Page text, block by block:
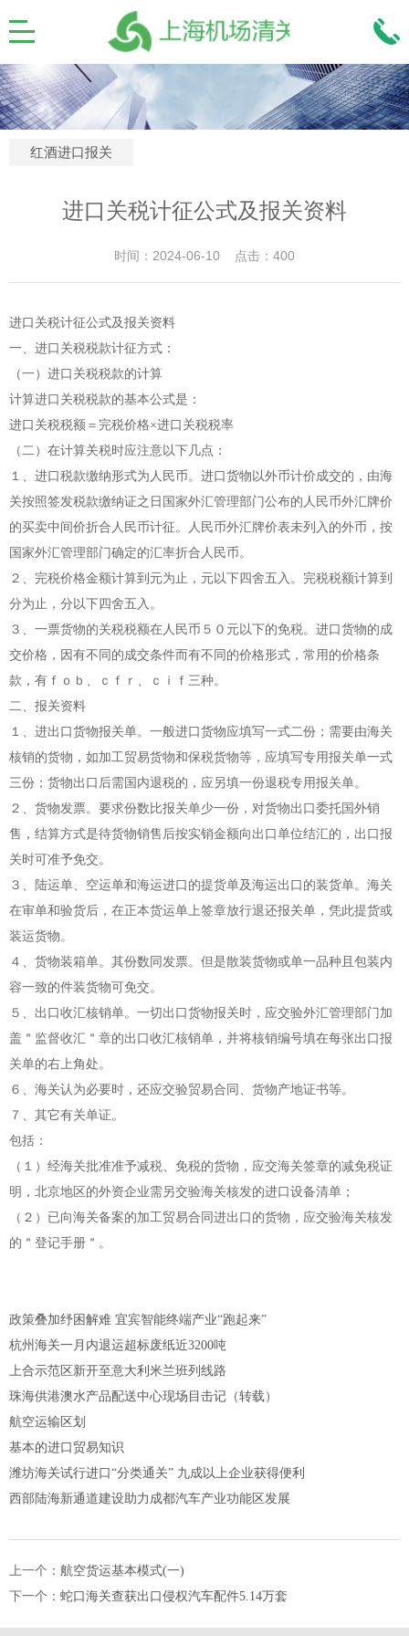
红酒进口报关
进口关税计征公式及报关资料
时间：2024-06-10 点击：400
进口关税计征公式及报关资料
一、进口关税税款计征方式：
（一）进口关税税款的计算
计算进口关税税款的基本公式是：
进口关税税额＝完税价格×进口关税税率
（二）在计算关税时应注意以下几点：
１、进口税款缴纳形式为人民币。进口货物以外币计价成交的，由海
关按照签发税款缴纳证之日国家外汇管理部门公布的人民币外汇牌价
的买卖中间价折合人民币计征。人民币外汇牌价表未列入的外币，按
国家外汇管理部门确定的汇率折合人民币。
２、完税价格金额计算到元为止，元以下四舍五入。完税税额计算到
分为止，分以下四舍五入。
３、一票货物的关税税额在人民币５０元以下的免税。进口货物的成
交价格，因有不同的成交条件而有不同的价格形式，常用的价格条
款，有ｆｏｂ、ｃｆｒ、ｃｉｆ三种。
二、报关资料
１、进出口货物报关单。一般进口货物应填写一式二份；需要由海关
核销的货物，如加工贸易货物和保税货物等，应填写专用报关单一式
三份；货物出口后需国内退税的，应另填一份退税专用报关单。
２、货物发票。要求份数比报关单少一份，对货物出口委托国外销
售，结算方式是待货物销售后按实销金额向出口单位结汇的，出口报
关时可准予免交。
３、陆运单、空运单和海运进口的提货单及海运出口的装货单。海关
在审单和验货后，在正本货运单上签章放行退还报关单，凭此提货或
装运货物。
４、货物装箱单。其份数同发票。但是散装货物或单一品种且包装内
容一致的件装货物可免交。
５、出口收汇核销单。一切出口货物报关时，应交验外汇管理部门加
盖＂监督收汇＂章的出口收汇核销单，并将核销编号填在每张出口报
关单的右上角处。
６、海关认为必要时，还应交验贸易合同、货物产地证书等。
７、其它有关单证。
包括：
（１）经海关批准准予减税、免税的货物，应交海关签章的减免税证
明，北京地区的外资企业需另交验海关核发的进口设备清单；
（２）已向海关备案的加工贸易合同进出口的货物，应交验海关核发
的＂登记手册＂。
政策叠加纾困解难 宜宾智能终端产业“跑起来”
杭州海关一月内退运超标废纸近3200吨
上合示范区新开至意大利米兰班列线路
珠海供港澳水产品配送中心现场目击记（转载）
航空运输区划
基本的进口贸易知识
潍坊海关试行进口“分类通关” 九成以上企业获得便利
西部陆海新通道建设助力成都汽车产业功能区发展
上一个： 航空货运基本模式(一)
下一个： 蛇口海关查获出口侵权汽车配件5.14万套